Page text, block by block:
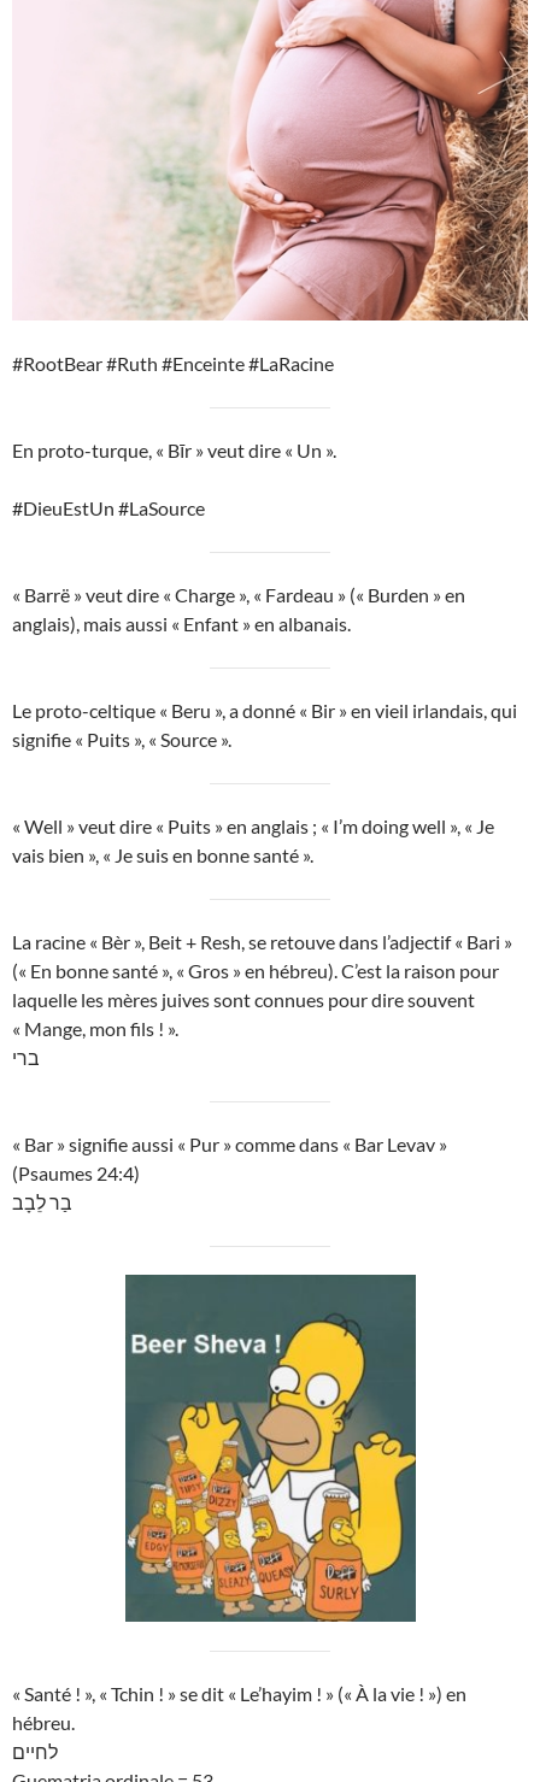
#RootBear #Ruth #Enceinte #LaRacine
En proto-turque, « Bīr » veut dire « Un ».
#DieuEstUn #LaSource
« Barrë » veut dire « Charge », « Fardeau » (« Burden » en
anglais), mais aussi « Enfant » en albanais.
Le proto-celtique « Beru », a donné « Bir » en vieil irlandais, qui
signifie « Puits », « Source ».
« Well » veut dire « Puits » en anglais ; « I’m doing well », « Je
vais bien », « Je suis en bonne santé ».
La racine « Bèr », Beit + Resh, se retouve dans l’adjectif « Bari »
(« En bonne santé », « Gros » en hébreu). C’est la raison pour
laquelle les mères juives sont connues pour dire souvent
« Mange, mon fils ! ».
ברי
« Bar » signifie aussi « Pur » comme dans « Bar Levav »
(Psaumes 24:4)
בַר לֵבָב
« Santé ! », « Tchin ! » se dit « Le’hayim ! » (« À la vie ! ») en
hébreu.
לחיים